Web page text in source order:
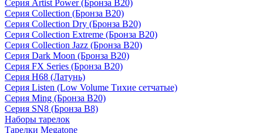
Серия Artist Power (Бронза B20)
Серия Collection (Бронза B20)
Серия Collection Dry (Бронза B20)
Серия Collection Extreme (Бронза B20)
Серия Collection Jazz (Бронза B20)
Серия Dark Moon (Бронза B20)
Серия FX Series (Бронза B20)
Серия H68 (Латунь)
Серия Listen (Low Volume Тихие сетчатые)
Серия Ming (Бронза B20)
Серия SN8 (Бронза B8)
Наборы тарелок
Тарелки Megatone